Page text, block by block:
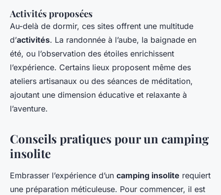
Activités proposées
Au-delà de dormir, ces sites offrent une multitude
d’activités. La randonnée à l’aube, la baignade en
été, ou l’observation des étoiles enrichissent
l’expérience. Certains lieux proposent même des
ateliers artisanaux ou des séances de méditation,
ajoutant une dimension éducative et relaxante à
l’aventure.
Conseils pratiques pour un camping
insolite
Embrasser l’expérience d’un camping insolite requiert
une préparation méticuleuse. Pour commencer, il est